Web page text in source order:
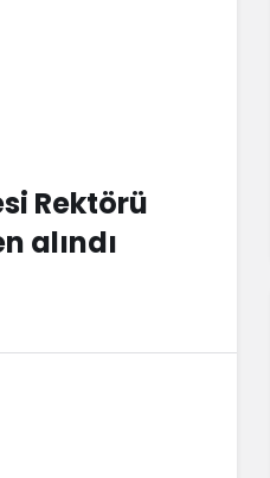
Rektörü
alındı